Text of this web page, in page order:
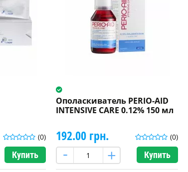
(0)
Купить
Ополаскиватель PERIO-AID
INTENSIVE CARE 0.12% 150 мл
(0)
192.00 грн.
Купить